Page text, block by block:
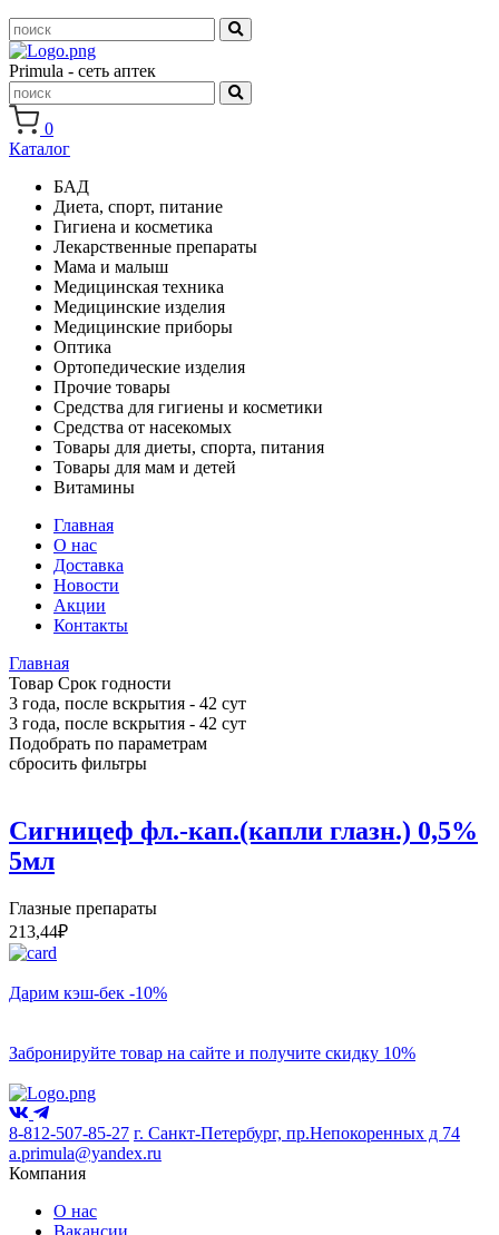
Primula - сеть аптек
0
Каталог
БАД
Диета, спорт, питание
Гигиена и косметика
Лекарственные препараты
Мама и малыш
Медицинская техника
Медицинские изделия
Медицинские приборы
Оптика
Ортопедические изделия
Прочие товары
Средства для гигиены и косметики
Средства от насекомых
Товары для диеты, спорта, питания
Товары для мам и детей
Витамины
Главная
О нас
Доставка
Новости
Акции
Контакты
Главная
Товар Срок годности
3 года, после вскрытия - 42 сут
3 года, после вскрытия - 42 сут
Подобрать по параметрам
сбросить фильтры
Сигницеф фл.-кап.(капли глазн.) 0,5%
5мл
Глазные препараты
213,44₽
Дарим кэш-бек -10%
Забронируйте товар на сайте и получите скидку 10%
8-812-507-85-27 г. Санкт-Петербург, пр.Непокоренных д 74
a.primula@yandex.ru
Компания
О нас
Вакансии